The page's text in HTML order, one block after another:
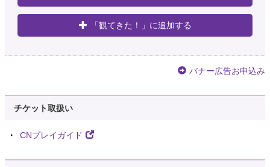
「観てきた！」に追加する
バナー広告お申込み
チケット取扱い
CNプレイガイド